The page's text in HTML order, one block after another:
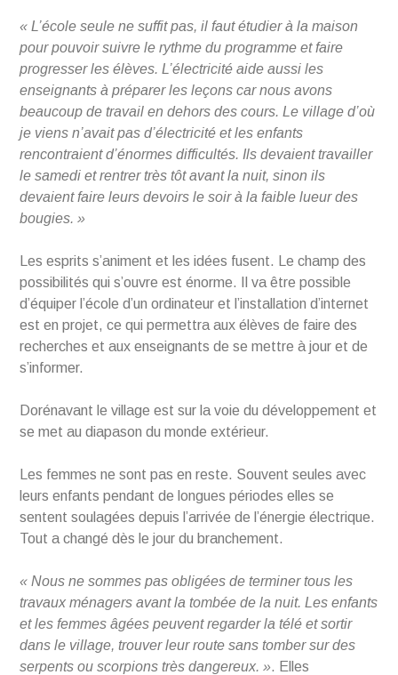
« L’école seule ne suffit pas, il faut étudier à la maison
pour pouvoir suivre le rythme du programme et faire
progresser les élèves. L’électricité aide aussi les
enseignants à préparer les leçons car nous avons
beaucoup de travail en dehors des cours. Le village d’où
je viens n’avait pas d’électricité et les enfants
rencontraient d’énormes difficultés. Ils devaient travailler
le samedi et rentrer très tôt avant la nuit, sinon ils
devaient faire leurs devoirs le soir à la faible lueur des
bougies. »
Les esprits s’animent et les idées fusent. Le champ des
possibilités qui s’ouvre est énorme. Il va être possible
d’équiper l’école d’un ordinateur et l’installation d’internet
est en projet, ce qui permettra aux élèves de faire des
recherches et aux enseignants de se mettre à jour et de
s’informer.
Dorénavant le village est sur la voie du développement et
se met au diapason du monde extérieur.
Les femmes ne sont pas en reste. Souvent seules avec
leurs enfants pendant de longues périodes elles se
sentent soulagées depuis l’arrivée de l’énergie électrique.
Tout a changé dès le jour du branchement.
« Nous ne sommes pas obligées de terminer tous les
travaux ménagers avant la tombée de la nuit. Les enfants
et les femmes âgées peuvent regarder la télé et sortir
dans le village, trouver leur route sans tomber sur des
serpents ou scorpions très dangereux. ». Elles